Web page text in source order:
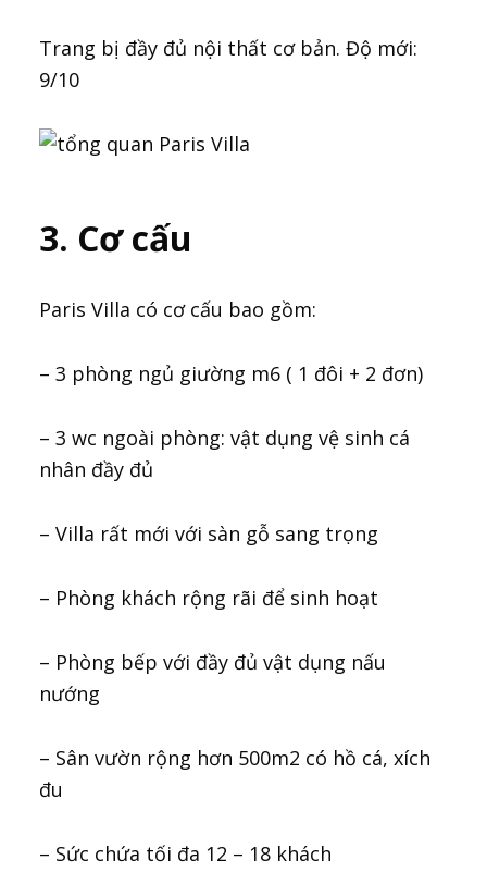
Trang bị đầy đủ nội thất cơ bản. Độ mới:
9/10
3. Cơ cấu
Paris Villa có cơ cấu bao gồm:
– 3 phòng ngủ giường m6 ( 1 đôi + 2 đơn)
– 3 wc ngoài phòng: vật dụng vệ sinh cá
nhân đầy đủ
– Villa rất mới với sàn gỗ sang trọng
– Phòng khách rộng rãi để sinh hoạt
– Phòng bếp với đầy đủ vật dụng nấu
nướng
– Sân vườn rộng hơn 500m2 có hồ cá, xích
đu
– Sức chứa tối đa 12 – 18 khách